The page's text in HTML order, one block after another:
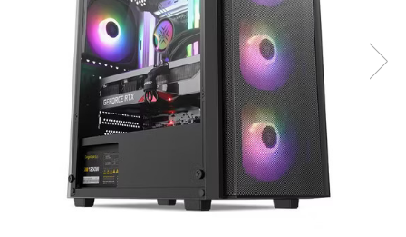
Genti Laptop
Incarcatoare laptop
Incarcatoare laptop refurbished
Standuri și Coolere Laptop
Alte accesorii
Card reader
Placi de baza
Ventilatoare carcasa
Componente Renew/Refurbished
Placi de baza REFURBISHED
Procesoare